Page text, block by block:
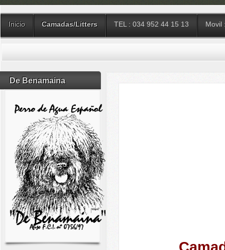
Inicio Camadas/Litters TEL : 034 952 44 15 13 Movil
De Benamaina